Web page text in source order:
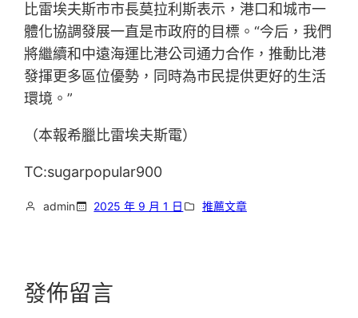
比雷埃夫斯市市長莫拉利斯表示，港口和城市一
體化協調發展一直是市政府的目標。“今后，我們
將繼續和中遠海運比港公司通力合作，推動比港
發揮更多區位優勢，同時為市民提供更好的生活
環境。”
（本報希臘比雷埃夫斯電）
TC:sugarpopular900
admin 2025 年 9 月 1 日 推薦文章
發佈留言